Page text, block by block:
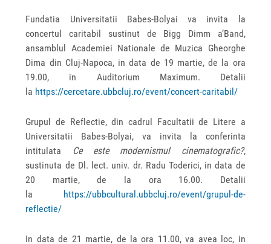
Fundatia Universitatii Babes-Bolyai va invita la
concertul caritabil sustinut de Bigg Dimm a’Band,
ansamblul Academiei Nationale de Muzica Gheorghe
Dima din Cluj-Napoca, in data de 19 martie, de la ora
19.00, in Auditorium Maximum. Detalii
la https://cercetare.ubbcluj.ro/event/concert-caritabil/
Grupul de Reflectie, din cadrul Facultatii de Litere a
Universitatii Babes-Bolyai, va invita la conferinta
intitulata
Ce este modernismul cinematografic?,
sustinuta de Dl. lect. univ. dr. Radu Toderici, in data de
20 martie, de la ora 16.00. Detalii
la https://ubbcultural.ubbcluj.ro/event/grupul-de-
reflectie/
In data de 21 martie, de la ora 11.00, va avea loc, in